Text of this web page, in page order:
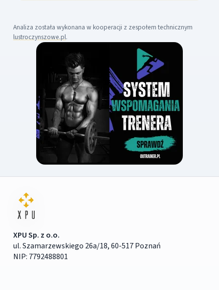
Analiza została wykonana w kooperacji z zespołem technicznym
lustroczynszowe.pl.
XPU Sp. z o.o.
ul. Szamarzewskiego 26a/18, 60-517 Poznań
NIP: 7792488801